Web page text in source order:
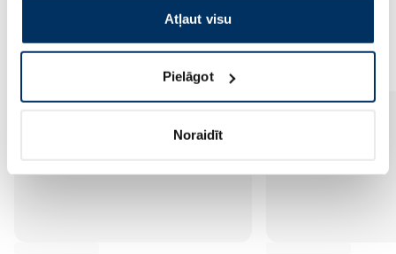
Atļaut visu
Pielāgot
Noraidīt